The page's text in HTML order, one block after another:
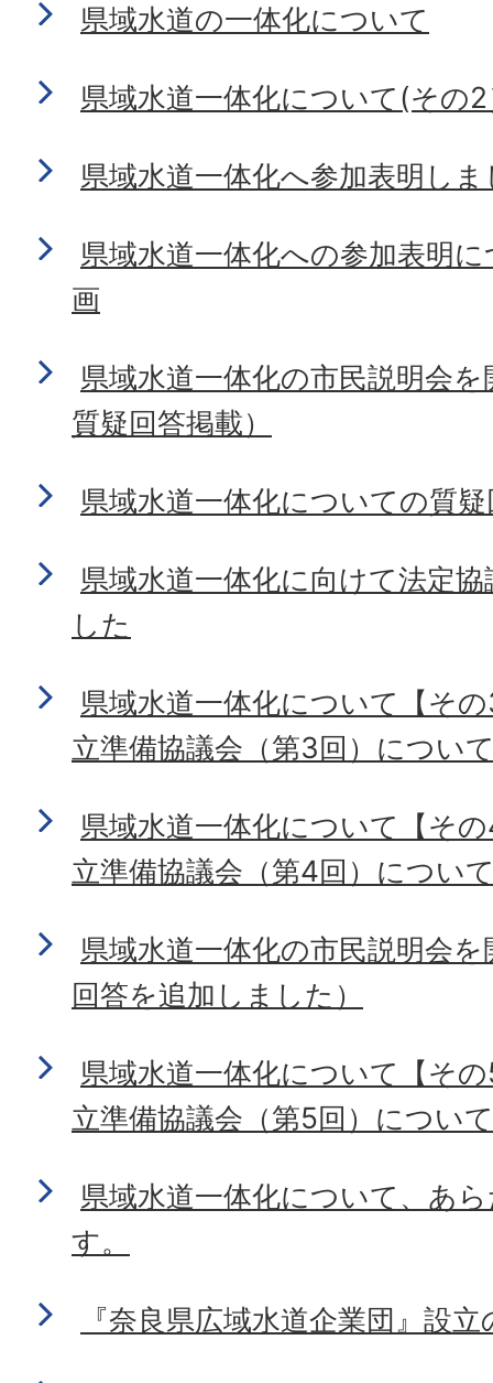
県域水道の一体化について
県域水道一体化について(その
県域水道一体化へ参加表明し
県域水道一体化への参加表明
画
県域水道一体化の市民説明会
質疑回答掲載）
県域水道一体化についての質
県域水道一体化に向けて法定
した
県域水道一体化について【そ
立準備協議会（第3回）につい
県域水道一体化について【そ
立準備協議会（第4回）につい
県域水道一体化の市民説明会
回答を追加しました）
県域水道一体化について【そ
立準備協議会（第5回）につい
県域水道一体化について、あ
す。
『奈良県広域水道企業団』設